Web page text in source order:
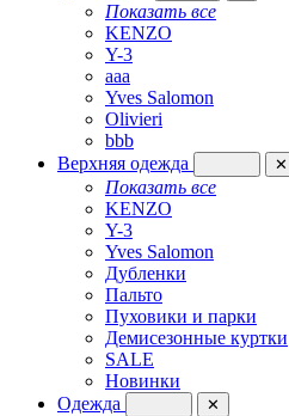
Показать все
KENZO
Y-3
aaa
Yves Salomon
Olivieri
bbb
Верхняя одежда
✕
Показать все
KENZO
Y-3
Yves Salomon
Дубленки
Пальто
Пуховики и парки
Демисезонные куртки
SALE
Новинки
Одежда
✕